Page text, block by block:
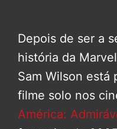
Depois de ser a
história da
Sam Wilson está
filme solo nos
América: